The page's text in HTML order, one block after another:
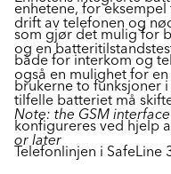
enhetene, for
som gjør det mulig for
både for interkom og
brukerne to funksjoner
drift av telefonen og
og en
også en mulighet for en
tilfelle batteriet må
konfigureres ved hjelp
Telefonlinjen i SafeLine
Note: the GSM
or later